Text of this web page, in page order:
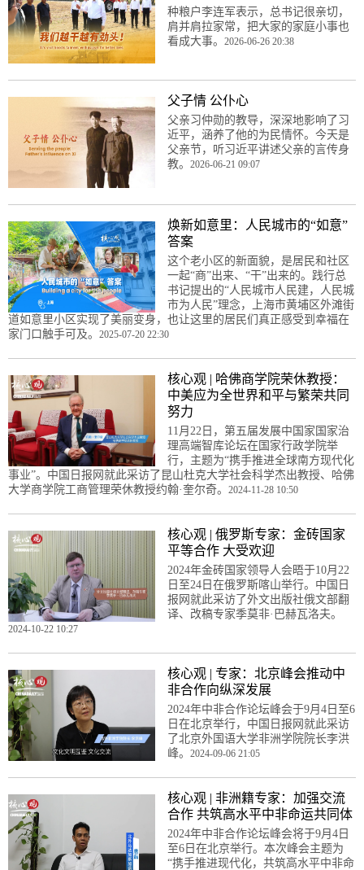
种粮户李连军表示，总书记很亲切，
肩并肩拉家常，把大家的家庭小事也
看成大事。 2026-06-26 20:38
父子情 公仆心
父亲习仲勋的教导，深深地影响了习
近平，涵养了他的为民情怀。今天是
父亲节，听习近平讲述父亲的言传身
教。 2026-06-21 09:07
焕新如意里：人民城市的“如意”
答案
这个老小区的新面貌，是居民和社区
一起“商”出来、“干”出来的。践行总
书记提出的“人民城市人民建，人民城
市为人民”理念，上海市黄埔区外滩街
道如意里小区实现了美丽变身，也让这里的居民们真正感受到幸福在
家门口触手可及。 2025-07-20 22:30
核心观 | 哈佛商学院荣休教授：
中美应为全世界和平与繁荣共同
努力
11月22日，第五届发展中国家国家治
理高端智库论坛在国家行政学院举
行，主题为“携手推进全球南方现代化
事业”。中国日报网就此采访了昆山杜克大学社会科学杰出教授、哈佛
大学商学院工商管理荣休教授约翰·奎尔奇。 2024-11-28 10:50
核心观 | 俄罗斯专家：金砖国家
平等合作 大受欢迎
2024年金砖国家领导人会晤于10月22
日至24日在俄罗斯喀山举行。中国日
报网就此采访了外文出版社俄文部翻
译、改稿专家季莫非·巴赫瓦洛夫。
2024-10-22 10:27
核心观 | 专家：北京峰会推动中
非合作向纵深发展
2024年中非合作论坛峰会于9月4日至6
日在北京举行，中国日报网就此采访
了北京外国语大学非洲学院院长李洪
峰。 2024-09-06 21:05
核心观 | 非洲籍专家：加强交流
合作 共筑高水平中非命运共同体
2024年中非合作论坛峰会将于9月4日
至6日在北京举行。本次峰会主题为
“携手推进现代化，共筑高水平中非命